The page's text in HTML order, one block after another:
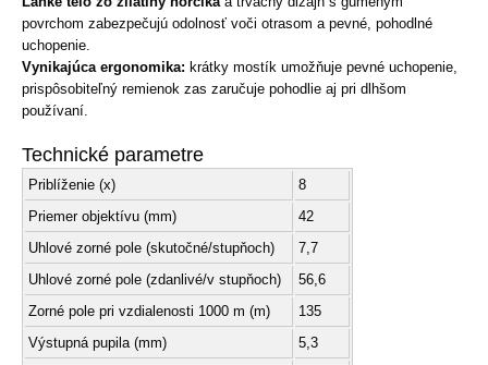
povrchom zabezpečujú odolnosť voči otrasom a pevné, pohodlné
uchopenie.
Vynikajúca ergonomika: krátky mostík umožňuje pevné uchopenie,
prispôsobiteľný remienok zas zaručuje pohodlie aj pri dlhšom
používaní.
Technické parametre
Priblíženie (x)
8
Priemer objektívu (mm)
42
Uhlové zorné pole (skutočné/stupňoch)
7,7
Uhlové zorné pole (zdanlivé/v stupňoch)
56,6
Zorné pole pri vzdialenosti 1000 m (m)
135
Výstupná pupila (mm)
5,3